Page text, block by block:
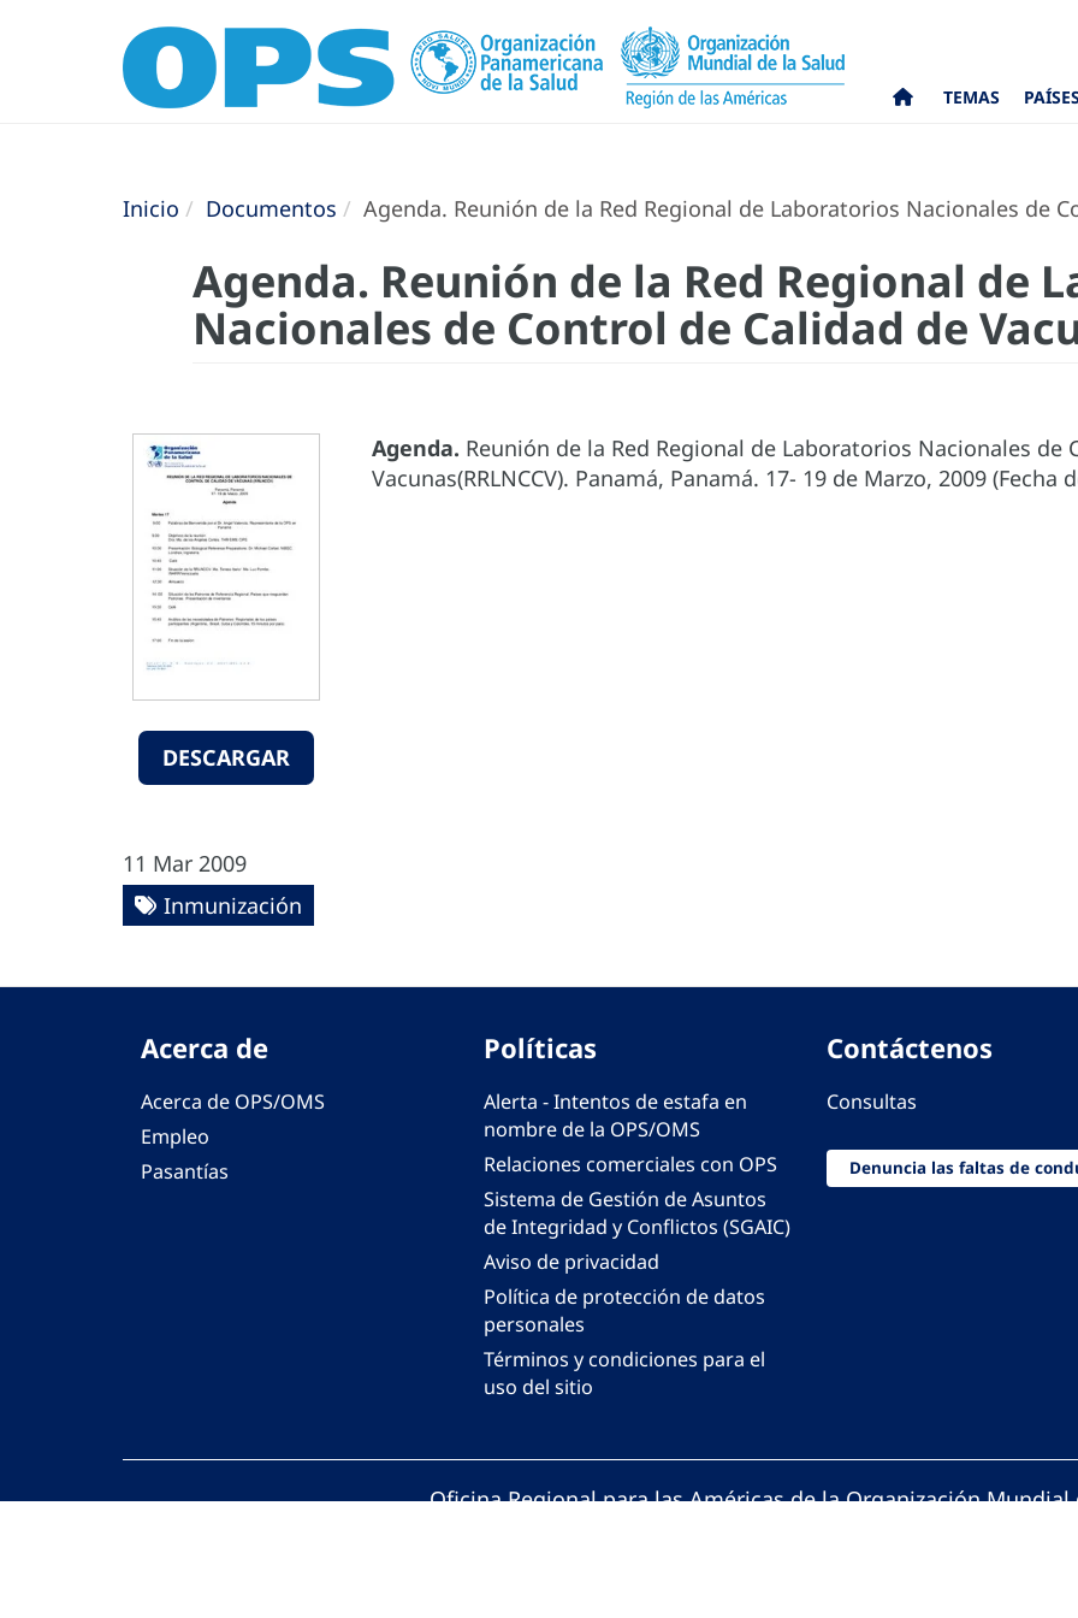
TEMAS
Inicio Documentos Agenda. Reunión de la Red Regional de Laboratorios Nacionales de
Agenda. Reunión de la Red Regional de
Nacionales de Control de Calidad de
DESCARGAR
Agenda. Reunión de la Red Regional de Laboratorios Nacionales de
Vacunas(RRLNCCV). Panamá, Panamá. 17- 19 de Marzo, 2009
11 Mar 2009
Inmunización
Acerca de
Acerca de OPS/OMS
Empleo
Pasantías
Políticas
Alerta - Intentos de estafa en
nombre de la OPS/OMS
Relaciones comerciales con OPS
Sistema de Gestión de Asuntos
de Integridad y Conflictos (SGAIC)
Aviso de privacidad
Política de protección de datos
personales
Términos y condiciones para el
uso del sitio
Contáctenos
Consultas
Denuncia las faltas de
Oficina Regional para las Américas de la Organización Mundial